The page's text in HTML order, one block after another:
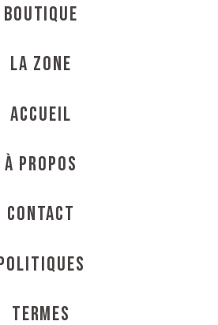
Boutique
La Zone
Accueil
À propos
Contact
Termes